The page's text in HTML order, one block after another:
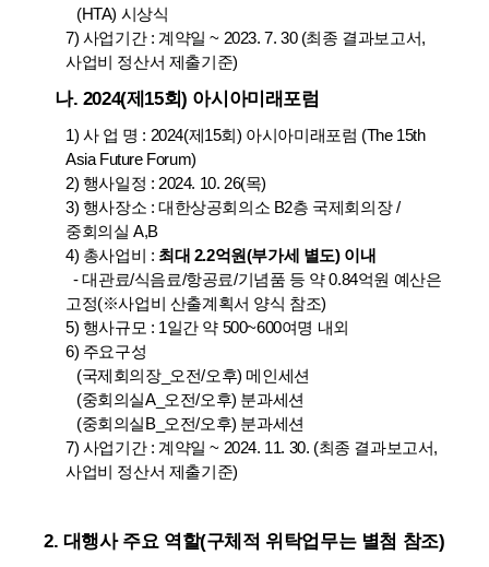
(HTA) 시상식
7) 사업기간 : 계약일 ~ 2023. 7. 30 (최종 결과보고서,
사업비 정산서 제출기준)
나. 2024(제15회) 아시아미래포럼
1) 사 업 명 : 2024(제15회) 아시아미래포럼 (The 15th
Asia Future Forum)
2) 행사일정 : 2024. 10. 26(목)
3) 행사장소 : 대한상공회의소 B2층 국제회의장 /
중회의실 A,B
4) 총사업비 : 최대 2.2억원(부가세 별도) 이내
- 대관료/식음료/항공료/기념품 등 약 0.84억원 예산은
고정(※사업비 산출계획서 양식 참조)
5) 행사규모 : 1일간 약 500~600여명 내외
6) 주요구성
(국제회의장_오전/오후) 메인세션
(중회의실A_오전/오후) 분과세션
(중회의실B_오전/오후) 분과세션
7) 사업기간 : 계약일 ~ 2024. 11. 30. (최종 결과보고서,
사업비 정산서 제출기준)
2. 대행사 주요 역할(구체적 위탁업무는 별첨 참조)